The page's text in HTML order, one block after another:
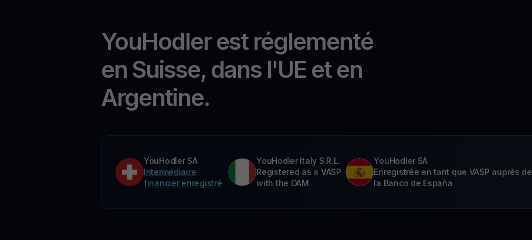
YouHodler est réglementé
en Suisse, dans l'UE et en
Argentine.
YouHodler SA
Intermédiaire
financier enregistré
YouHodler Italy S.R.L.
Registered as a VASP
with the OAM
YouHodler SA
Enregistrée en tant que VASP auprès de
la Banco de España